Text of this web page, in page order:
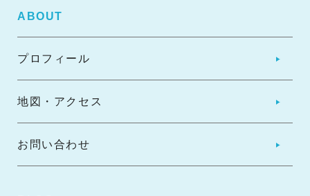
ABOUT
プロフィール
地図・アクセス
お問い合わせ